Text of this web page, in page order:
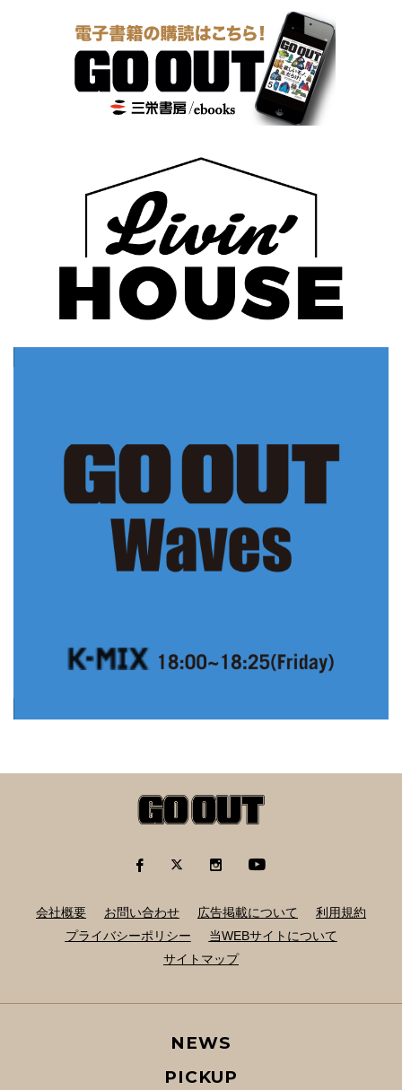
会社概要 お問い合わせ 広告掲載について
利用規約
プライバシーポリシー
当WEBサイトについて
サイトマップ
NEWS
PICKUP